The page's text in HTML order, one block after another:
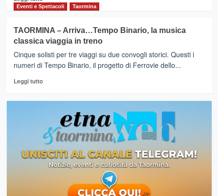
di
“Piccole
Stazioni:
un
tempo
nuovo
per
Territorio,
progetto
promosso
dalle
società
Eventi e Spettacoli Taormina
TAORMINA – Arriva…Tempo Binario, la musica
classica viaggia in treno
Cinque solisti per tre viaggi su due convogli storici. Questi i
numeri di Tempo Binario, il progetto di Ferrovie dello...
Leggi tuttoLeggi
TAORMINA
Arriva…
Tempo
Binario,